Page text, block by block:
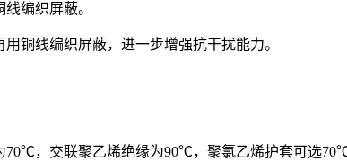
线编织屏蔽。
铜线编织屏蔽，进一步增强抗干扰能力。
70℃，交联聚乙烯绝缘为90℃，聚氯乙烯护套可选